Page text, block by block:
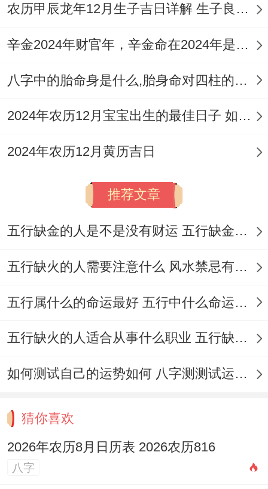
床、开仓、需规划好搬家后得安床仪式时
宅、移徙、动土、修造、忌开市、立券 -对
于搬家后即将开业经商者,此日非首选！
嫁娶、解除、入宅、移徙,忌作灶、开市，与
5月24日像~关注点在于搬家而非后续商业活
以及公历5月27日（农历四月十一） -黄历明
确标注“忌搬新房”、绝非搬家吉日;要记得规
整个日期均需公历与农历对照查看因每年农
历与公历对应关系略有区别;必须以2026年
农历甲辰龙年12月生子吉日详解 生子良辰的影响因素
辛金2024年财官年，辛金命在2024年是财官年还是财印年
八字中的胎命身是什么,胎身命对四柱的影响
2024年农历12月宝宝出生的最佳日子 如何挑选适合的吉日
2024年农历12月黄历吉日
推荐文章
五行缺金的人是不是没有财运 五行缺金的人命运好不好
五行缺火的人需要注意什么 风水禁忌有哪些
五行属什么的命运最好 五行中什么命运势旺盛
五行缺火的人适合从事什么职业 五行缺火的人适合从事的职业有哪些
如何测试自己的运势如何 八字测测试运运程
猜你喜欢
2026年农历8月日历表 2026农历816
八字